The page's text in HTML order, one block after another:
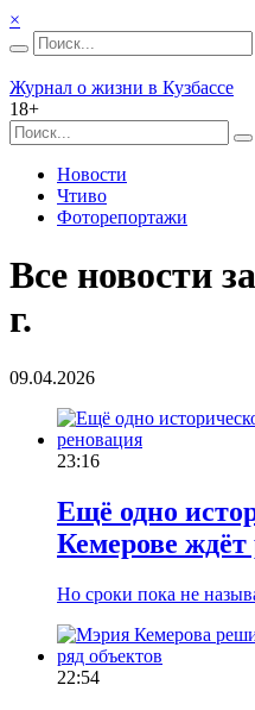
×
Журнал о жизни в Кузбассе
18+
Новости
Чтиво
Фоторепортажи
Все новости
г.
09.04.2026
23:16
Ещё одно
Кемерове ждёт
Но сроки пока не
22:54